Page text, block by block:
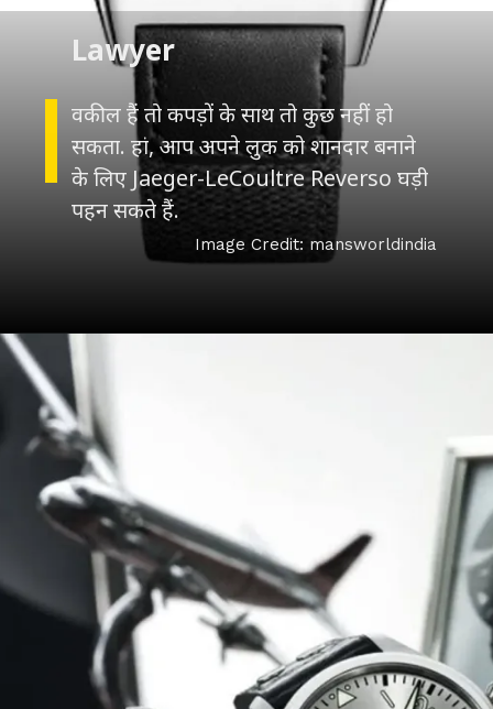
वकील हैं तो कपड़ों के साथ तो कुछ नहीं हो
सकता. हां, आप अपने लुक को शानदार बनाने
के लिए Jaeger-LeCoultre Reverso घड़ी
पहन सकते हैं.
Lawyer
Image Credit: mansworldindia